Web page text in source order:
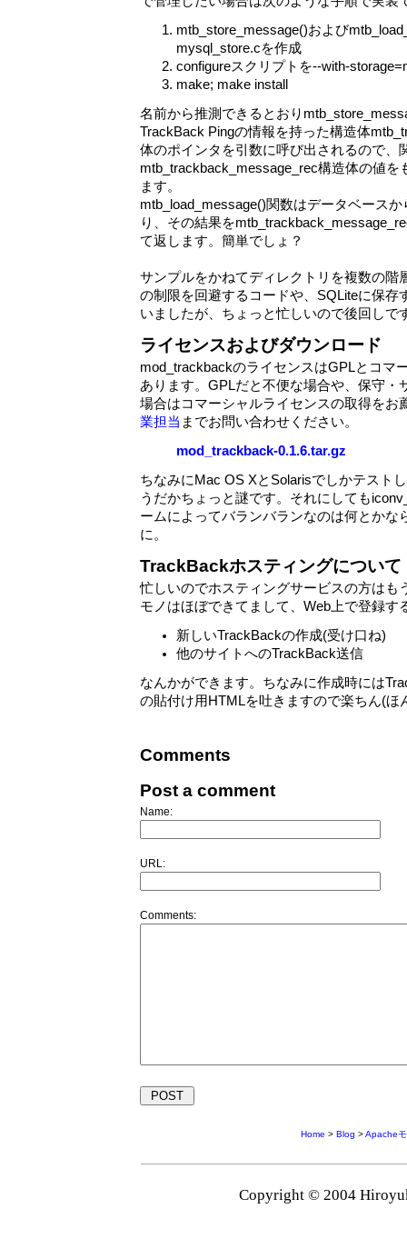
mtb_store_message()および
mysql_store.cを作成
configureスクリプトを--with-
make; make install
名前から推測できるとおり
TrackBack Pingの情報を持った構造体
体のポインタを引数に呼び出されるので、
mtb_trackback_message_rec構造体の値を
ます。
mtb_load_message()関数はデータベース
り、その結果を
て返します。簡単でしょ？
サンプルをかねてディレクトリを複数の階
の制限を回避するコードや、SQLiteに保存
いましたが、ちょっと忙しいので後回しで
ライセンスおよびダウンロード
mod_trackbackのライセンスはGPLとコマ
あります。GPLだと不便な場合や、保守・
場合はコマーシャルライセンスの取得をお
業担当 までお問い合わせください。
mod_trackback-0.1.6.tar.gz
ちなみにMac OS XとSolarisでしかテスト
うだかちょっと謎です。それにしても
ームによってバランバランなのは何とかな
に。
TrackBackホスティングについて
忙しいのでホスティングサービスの方はも
モノはほぼできてまして、Web上で登録す
新しいTrackBackの作成(受け口ね)
他のサイトへのTrackBack送信
なんかができます。ちなみに作成時には
の貼付け用HTMLを吐きますので楽ちん(ほ
Comments
Post a comment
Name:
URL:
Comments:
Home > Blog >Apache
Copyright © 2004